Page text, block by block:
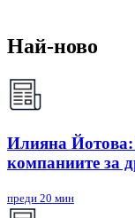
Най-ново
Илияна
компаниите за
преди 20 мин